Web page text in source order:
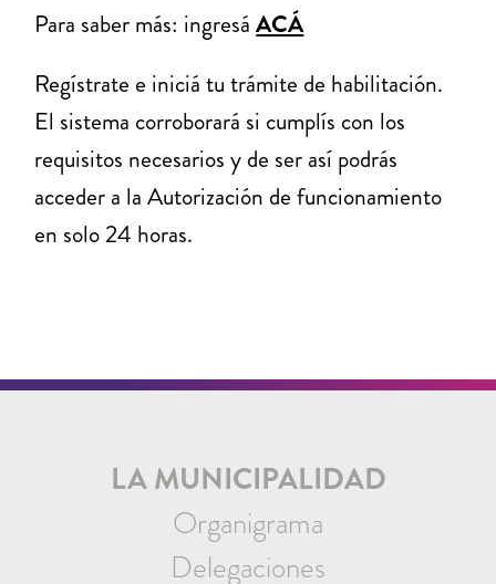
Para saber más: ingresáACÁ
Regístrate e iniciá tu trámite de habilitación.
El sistema corroborará si cumplís con los
requisitos necesarios y de ser así podrás
acceder a la Autorización de funcionamiento
en solo 24 horas.
LA MUNICIPALIDAD
Organigrama
Delegaciones